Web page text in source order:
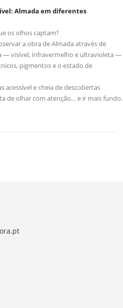
Almada em diferentes
os olhos captam?
a obra de Almada através de
— visível, infravermelho e ultravioleta —
pigmentos e o estado de
acessível e cheia de descobertas
de olhar com atenção… e ir mais fundo.